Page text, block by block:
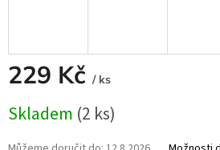
229 Kč / ks
cena:
Skladem (2 ks)